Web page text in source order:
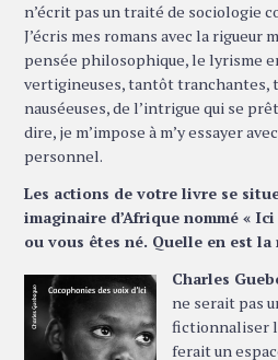
n’écrit pas un traité de sociologie
J’écris mes romans avec la rigueur
pensée philosophique, le lyrisme
vertigineuses, tantôt
nauséeuses, de l’intrigue qui se
dire, je m’impose à m’y essayer
personnel.
Les actions de votre livre se
imaginaire d’Afrique nommé «
ou vous êtes né. Quelle en est la
Charles
ne serait pas
fictionnaliser
ferait un